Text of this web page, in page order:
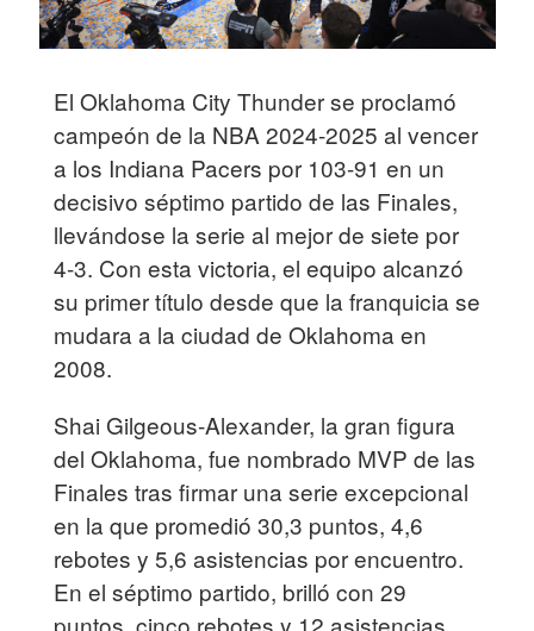
El Oklahoma City Thunder se proclamó
campeón de la NBA 2024-2025 al vencer
a los Indiana Pacers por 103-91 en un
decisivo séptimo partido de las Finales,
llevándose la serie al mejor de siete por
4-3. Con esta victoria, el equipo alcanzó
su primer título desde que la franquicia se
mudara a la ciudad de Oklahoma en
2008.
Shai Gilgeous‑Alexander, la gran figura
del Oklahoma, fue nombrado MVP de las
Finales tras firmar una serie excepcional
en la que promedió 30,3 puntos, 4,6
rebotes y 5,6 asistencias por encuentro.
En el séptimo partido, brilló con 29
puntos, cinco rebotes y 12 asistencias